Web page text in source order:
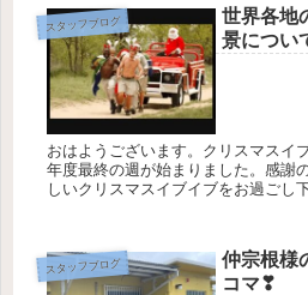
スタッフブログ
世界各地
景につい
おはようございます。クリスマスイ
年度最終の週が始まりました。感謝
しいクリスマスイブイブをお過ごし
スタッフブログ
仲宗根様
コマ❣